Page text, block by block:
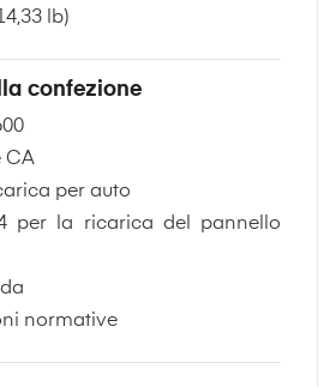
lb)
confezione
CA
per auto
per la ricarica del pannello
normative